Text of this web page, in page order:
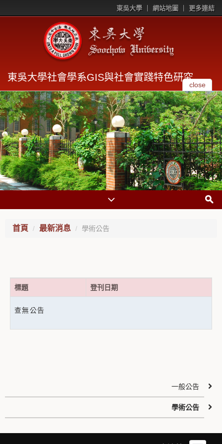
東吳大學 網站地圖 更多連結
東吳大學社會學系GIS與社會實踐特色研究
close
首頁 最新消息 學術公告
標題 登刊日期
查無公告
一般公告
學術公告